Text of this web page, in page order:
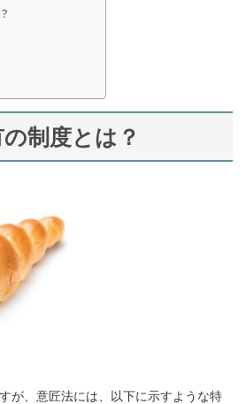
制度とは？
が、意匠法には、以下に示すような特